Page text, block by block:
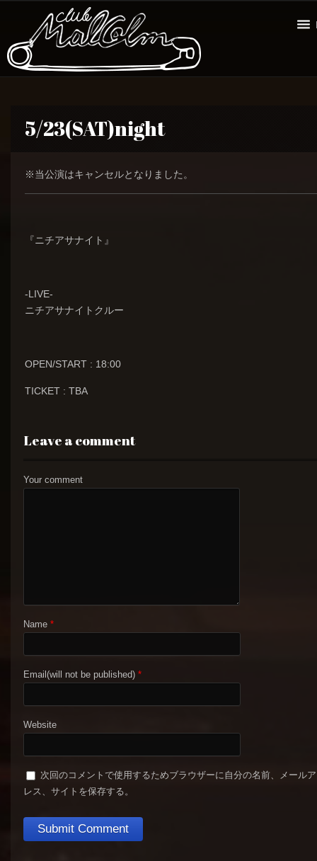
5/23(SAT)night
※当公演はキャンセルとなりました。
『ニチアサナイト』
-LIVE-
ニチアサナイトクルー
OPEN/START : 18:00
TICKET : TBA
Leave a comment
Your comment
Name *
Email(will not be published) *
Website
次回のコメントで使用するためブラウザーに自分の名前、メール
レス、サイトを保存する。